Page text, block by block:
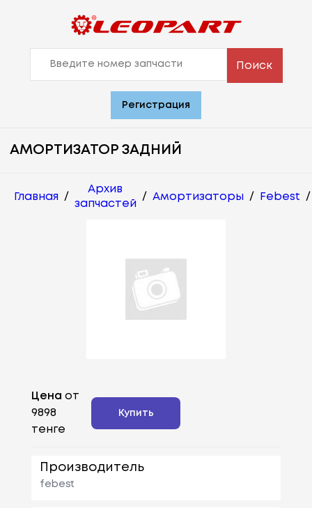
Поиск
Регистрация
АМОРТИЗАТОР ЗАДНИЙ
Главная /
Архив
запчастей
/ Амортизаторы / Febest /
Цена от
9898
тенге
Купить
Производитель
febest